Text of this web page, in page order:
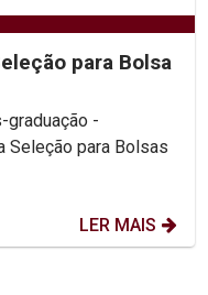
para Bolsa
-
Seleção para Bolsas
LER MAIS